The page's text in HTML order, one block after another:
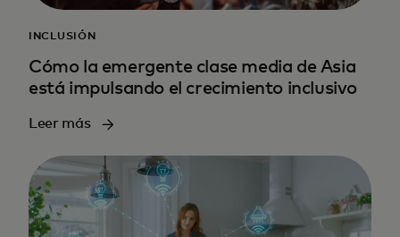
INCLUSIÓN
Cómo la emergente clase media de Asia
está impulsando el crecimiento inclusivo
Leer más